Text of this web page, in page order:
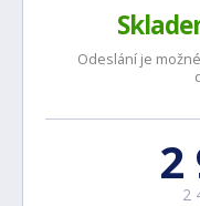
Odeslání je
2
2